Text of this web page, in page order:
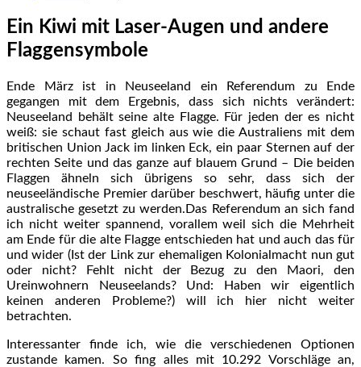
Ein Kiwi mit Laser-Augen und andere
Flaggensymbole
Ende März ist in Neuseeland ein Referendum zu Ende
gegangen mit dem Ergebnis, dass sich nichts verändert:
Neuseeland behält seine alte Flagge. Für jeden der es nicht
weiß: sie schaut fast gleich aus wie die Australiens mit dem
britischen Union Jack im linken Eck, ein paar Sternen auf der
rechten Seite und das ganze auf blauem Grund – Die beiden
Flaggen ähneln sich übrigens so sehr, dass sich der
neuseeländische Premier darüber beschwert, häufig unter die
australische gesetzt zu werden.Das Referendum an sich fand
ich nicht weiter spannend, vorallem weil sich die Mehrheit
am Ende für die alte Flagge entschieden hat und auch das für
und wider (Ist der Link zur ehemaligen Kolonialmacht nun gut
oder nicht? Fehlt nicht der Bezug zu den Maori, den
Ureinwohnern Neuseelands? Und: Haben wir eigentlich
keinen anderen Probleme?) will ich hier nicht weiter
betrachten.
Interessanter finde ich, wie die verschiedenen Optionen
zustande kamen. So fing alles mit 10.292 Vorschläge an,